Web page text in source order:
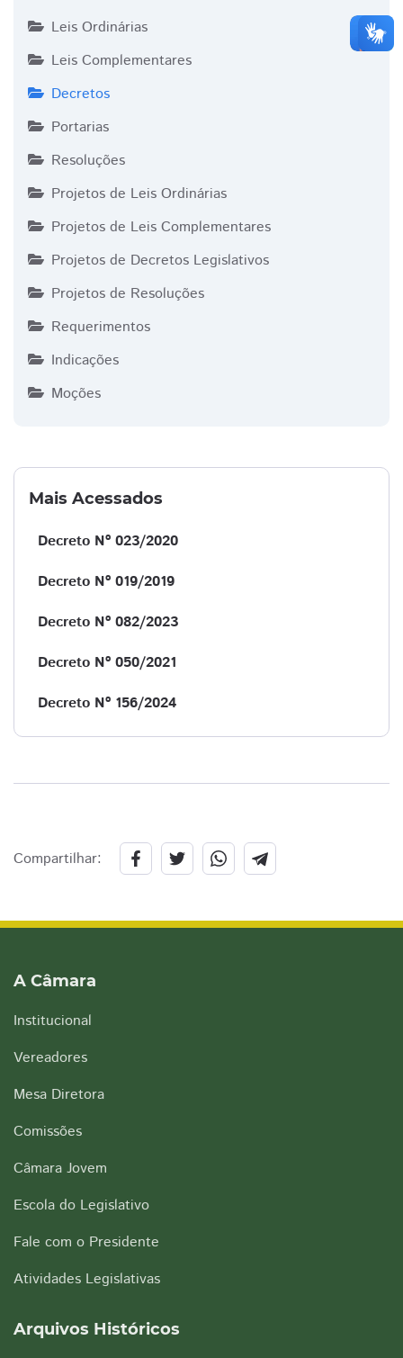
Leis Ordinárias
Leis Complementares
Decretos
Portarias
Resoluções
Projetos de Leis Ordinárias
Projetos de Leis Complementares
Projetos de Decretos Legislativos
Projetos de Resoluções
Requerimentos
Indicações
Moções
Mais Acessados
Decreto Nº 023/2020
Decreto Nº 019/2019
Decreto Nº 082/2023
Decreto Nº 050/2021
Decreto Nº 156/2024
Compartilhar:
A Câmara
Institucional
Vereadores
Mesa Diretora
Comissões
Câmara Jovem
Escola do Legislativo
Fale com o Presidente
Atividades Legislativas
Arquivos Históricos